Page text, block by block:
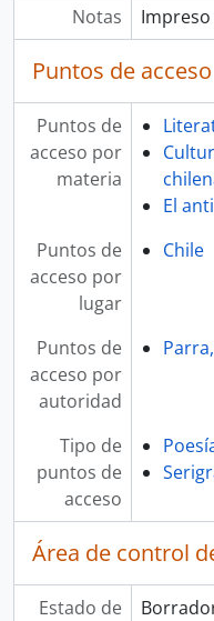
Notas
Puntos de acceso
Puntos de
acceso por
materia
El
Puntos de
acceso por
lugar
Chile
Puntos de
acceso por
autoridad
Tipo de
puntos de
acceso
Área de control
Estado de